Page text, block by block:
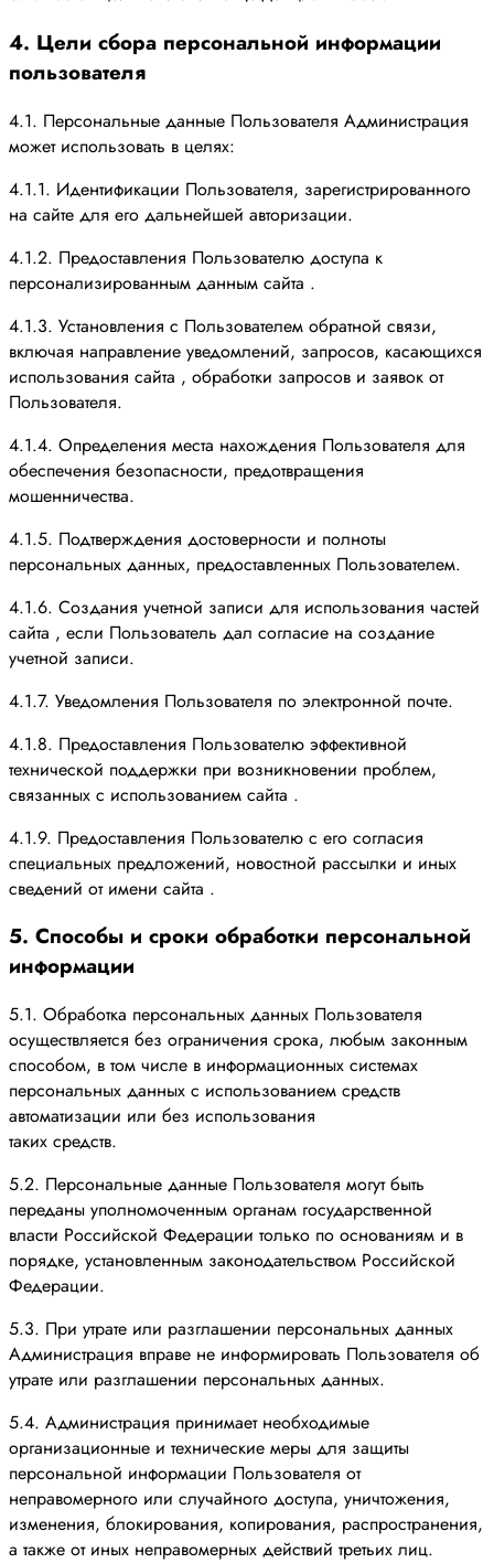
4. Цели сбора персональной информации
пользователя
4.1. Персональные данные Пользователя Администрация
может использовать в целях:
4.1.1. Идентификации Пользователя, зарегистрированного
на сайте для его дальнейшей авторизации.
4.1.2. Предоставления Пользователю доступа к
персонализированным данным сайта .
4.1.3. Установления с Пользователем обратной связи,
включая направление уведомлений, запросов, касающихся
использования сайта , обработки запросов и заявок от
Пользователя.
4.1.4. Определения места нахождения Пользователя для
обеспечения безопасности, предотвращения
мошенничества.
4.1.5. Подтверждения достоверности и полноты
персональных данных, предоставленных Пользователем.
4.1.6. Создания учетной записи для использования частей
сайта , если Пользователь дал согласие на создание
учетной записи.
4.1.7. Уведомления Пользователя по электронной почте.
4.1.8. Предоставления Пользователю эффективной
технической поддержки при возникновении проблем,
связанных с использованием сайта .
4.1.9. Предоставления Пользователю с его согласия
специальных предложений, новостной рассылки и иных
сведений от имени сайта .
5. Способы и сроки обработки персональной
информации
5.1. Обработка персональных данных Пользователя
осуществляется без ограничения срока, любым законным
способом, в том числе в информационных системах
персональных данных с использованием средств
автоматизации или без использования
таких средств.
5.2. Персональные данные Пользователя могут быть
переданы уполномоченным органам государственной
власти Российской Федерации только по основаниям и в
порядке, установленным законодательством Российской
Федерации.
5.3. При утрате или разглашении персональных данных
Администрация вправе не информировать Пользователя об
утрате или разглашении персональных данных.
5.4. Администрация принимает необходимые
организационные и технические меры для защиты
персональной информации Пользователя от
неправомерного или случайного доступа, уничтожения,
изменения, блокирования, копирования, распространения,
а также от иных неправомерных действий третьих лиц.